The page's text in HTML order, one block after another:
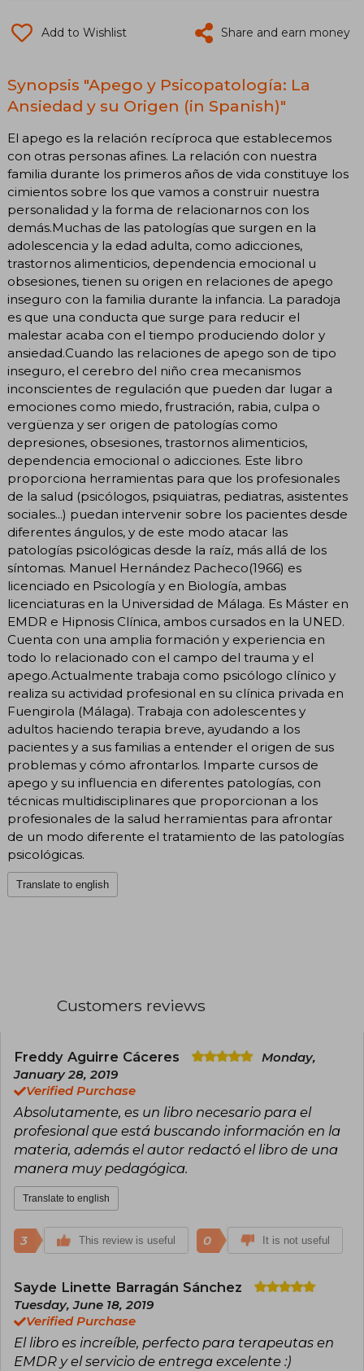
Add to Wishlist Share and earn money
Synopsis "Apego y Psicopatología: La
Ansiedad y su Origen (in Spanish)"
El apego es la relación recíproca que establecemos
con otras personas afines. La relación con nuestra
familia durante los primeros años de vida constituye los
cimientos sobre los que vamos a construir nuestra
personalidad y la forma de relacionarnos con los
demás.Muchas de las patologías que surgen en la
adolescencia y la edad adulta, como adicciones,
trastornos alimenticios, dependencia emocional u
obsesiones, tienen su origen en relaciones de apego
inseguro con la familia durante la infancia. La paradoja
es que una conducta que surge para reducir el
malestar acaba con el tiempo produciendo dolor y
ansiedad.Cuando las relaciones de apego son de tipo
inseguro, el cerebro del niño crea mecanismos
inconscientes de regulación que pueden dar lugar a
emociones como miedo, frustración, rabia, culpa o
vergüenza y ser origen de patologías como
depresiones, obsesiones, trastornos alimenticios,
dependencia emocional o adicciones. Este libro
proporciona herramientas para que los profesionales
de la salud (psicólogos, psiquiatras, pediatras, asistentes
sociales...) puedan intervenir sobre los pacientes desde
diferentes ángulos, y de este modo atacar las
patologías psicológicas desde la raíz, más allá de los
síntomas. Manuel Hernández Pacheco(1966) es
licenciado en Psicología y en Biología, ambas
licenciaturas en la Universidad de Málaga. Es Máster en
EMDR e Hipnosis Clínica, ambos cursados en la UNED.
Cuenta con una amplia formación y experiencia en
todo lo relacionado con el campo del trauma y el
apego.Actualmente trabaja como psicólogo clínico y
realiza su actividad profesional en su clínica privada en
Fuengirola (Málaga). Trabaja con adolescentes y
adultos haciendo terapia breve, ayudando a los
pacientes y a sus familias a entender el origen de sus
problemas y cómo afrontarlos. Imparte cursos de
apego y su influencia en diferentes patologías, con
técnicas multidisciplinares que proporcionan a los
profesionales de la salud herramientas para afrontar
de un modo diferente el tratamiento de las patologías
psicológicas.
Translate to english
Customers reviews
Freddy Aguirre Cáceres
Monday,
January 28, 2019
Verified Purchase
Absolutamente, es un libro necesario para el
profesional que está buscando información en la
materia, además el autor redactó el libro de una
manera muy pedagógica.
Translate to english
3 This review is useful 0 It is not useful
Sayde Linette Barragán Sánchez
Tuesday, June 18, 2019
Verified Purchase
El libro es increíble, perfecto para terapeutas en
EMDR y el servicio de entrega excelente :)